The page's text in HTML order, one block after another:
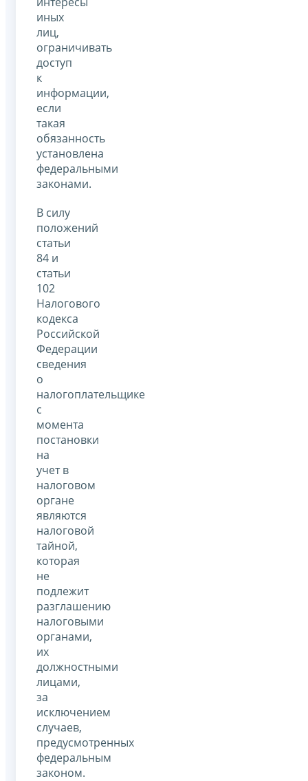
иных
лиц,
ограничивать
доступ
к
информации,
если
такая
обязанность
установлена
федеральными
законами.
В силу
положений
статьи
84 и
статьи
102
Налогового
кодекса
Российской
Федерации
сведения
о
налогоплательщике
с
момента
постановки
на
учет в
налоговом
органе
являются
налоговой
тайной,
которая
не
подлежит
разглашению
налоговыми
органами,
их
должностными
лицами,
за
исключением
случаев,
предусмотренных
федеральным
законом.